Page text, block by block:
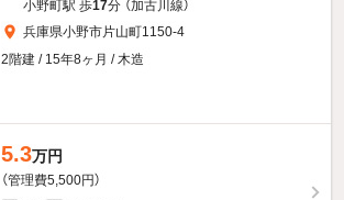
小野町駅 歩17分 （加古川線）
兵庫県小野市片山町1150-4
2階建 / 15年8ヶ月 / 木造
5.3万円
（管理費5,500円）